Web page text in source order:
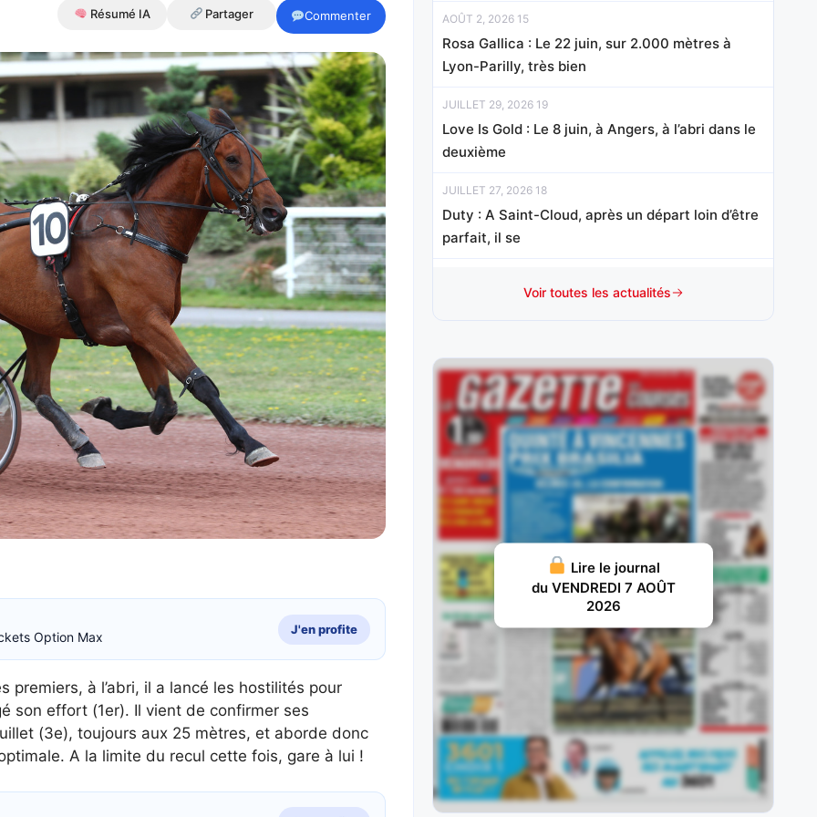
Résumé IA Partager Commenter
Option Max
J'en profite
premiers, à l’abri, il a lancé les hostilités pour
son effort (1er). Il vient de confirmer ses
(3e), toujours aux 25 mètres, et aborde donc
A la limite du recul cette fois, gare à lui !
AOÛT 2, 2026 15
Rosa Gallica : Le 22 juin, sur 2.000 mètres à
Lyon-Parilly, très bien
JUILLET 29, 2026 19
Love Is Gold : Le 8 juin, à Angers, à l’abri dans le
deuxième
JUILLET 27, 2026 18
Duty : A Saint-Cloud, après un départ loin d’être
parfait, il se
Lady Bird Jenilat : Le 9 juillet, ici même,
JUILLET 23, 2026 20
Kéops Bégonia : Le 12 juillet, à Clairefontaine,
propulsé aux avant-postes à un
JUILLET 20, 2026 19
Hepburn : Le 2 mai, à Marseille-Vivaux, en
dernière position, Hepburn (numéro
JUILLET 16, 2026 20
Karnac Wood : Le 20 mai, au Croisé-Laroche,
hésitant en partant, puis au
JUILLET 13, 2026 18
Plotinus : Le 28 juin, sur 2.400 mètres à Saint-
JUILLET 11, 2026 15
Tanques : Le 28 avril, il prend un bon départ et
se
JUILLET 8, 2026 18
Voir toutes les actualités
Lire le journal
du VENDREDI 7 AOÛT
2026